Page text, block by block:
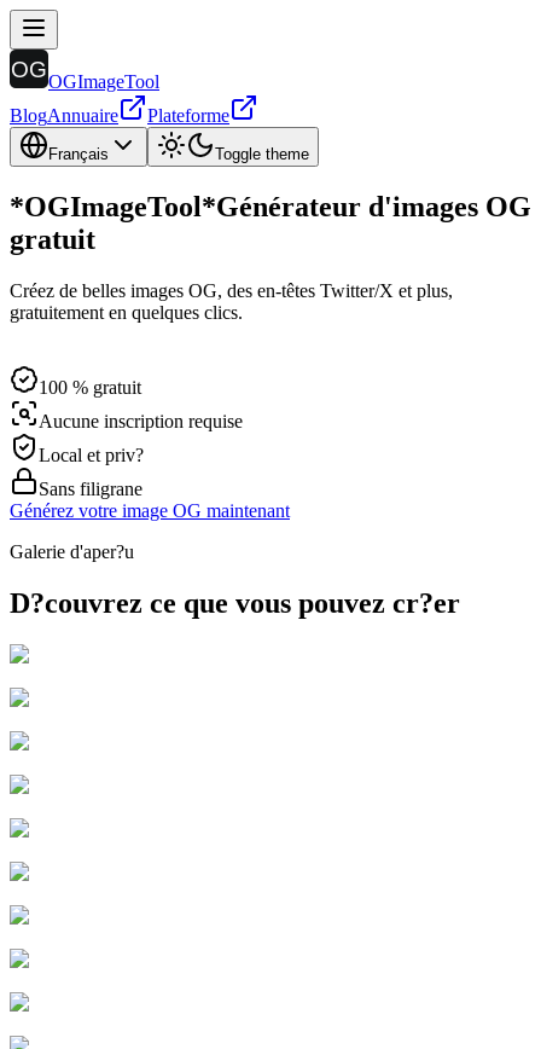
OGImageTool
BlogAnnuaire Plateforme
Français Toggle theme
*OGImageTool*Générateur d'images OG
gratuit
Créez de belles images OG, des en-têtes Twitter/X et plus,
gratuitement en quelques clics.
100 % gratuit
Aucune inscription requise
Local et priv?
Sans filigrane
Générez votre image OG maintenant
Galerie d'aper?u
D?couvrez ce que vous pouvez cr?er